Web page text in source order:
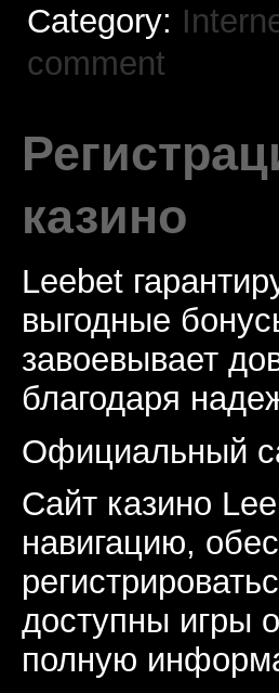
Category:
comment
казино
Leebet
выгодные
завоевывает
благодаря
Официальный
Сайт казино
навигацию,
доступны игры
полную